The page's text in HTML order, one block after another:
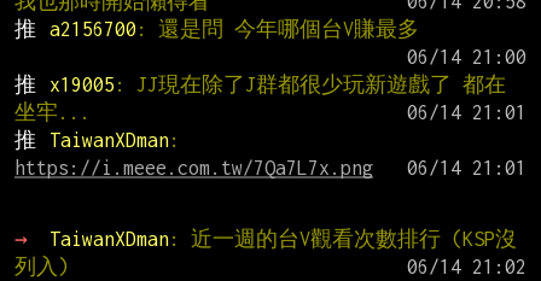
推
a2156700 : 還是問 今年哪個台V賺最多
推
x19005 : JJ現在除了J群都很少玩新遊戲了 都在
坐牢...
推
TaiwanXDman
https://i.meee.com.tw/7Qa7L7x.png
→ TaiwanXDman: 近一週的台V觀看次數排行 (KSP沒
列入)